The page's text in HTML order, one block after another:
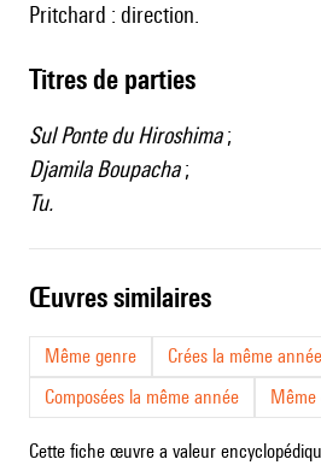
Pritchard : direction.
Titres de parties
Sul Ponte du Hiroshima;
Djamila Boupacha;
Tu.
œuvres similaires
Même genre
Crées la même année
Composées la même année
Cette fiche œuvre a valeur